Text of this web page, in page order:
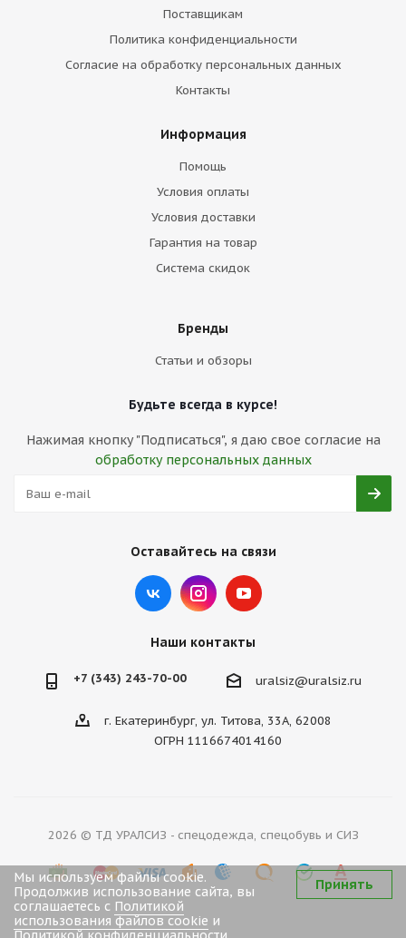
Поставщикам
Политика конфиденциальности
Согласие на обработку персональных данных
Контакты
Информация
Помощь
Условия оплаты
Условия доставки
Гарантия на товар
Система скидок
Бренды
Статьи и обзоры
Будьте всегда в курсе!
Нажимая кнопку "Подписаться", я даю свое согласие на
обработку персональных данных
Оставайтесь на связи
Наши контакты
+7 (343) 243-70-00 uralsiz@uralsiz.ru
г. Екатеринбург, ул. Титова, 33А, 62008
ОГРН 1116674014160
2026 © ТД УРАЛСИЗ - спецодежда, спецобувь и СИЗ
Мы используем файлы cookie.
Продолжив использование сайта, вы
соглашаетесь с Политикой
использования файлов cookie и
Принять